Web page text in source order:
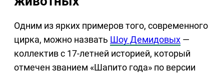
Одним из ярких примеров того, современного
цирка, можно назвать Шоу Демидовых —
коллектив с 17-летней историей, который
отмечен званием «Шапито года» по версии